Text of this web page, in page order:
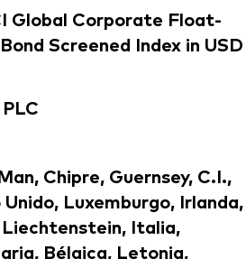
Global Corporate Float-
Screened Index in USD
Chipre, Guernsey, C.I.,
Luxemburgo, Irlanda,
Liechtenstein, Italia,
Bélgica, Letonia,